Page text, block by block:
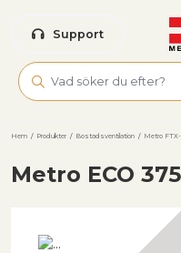
Support
Hem / Produkter / Bostadsventilation / Metro FTX-
Metro ECO 375